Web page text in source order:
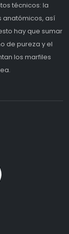
técnicos: la
anatómicos, así
hay que sumar
de pureza y el
los marfiles